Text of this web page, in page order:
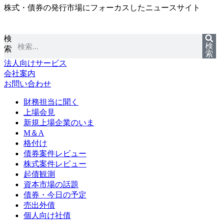
コ
ン
ツ
に
ス
キ
ッ
株式・債券の発行市場にフォーカスしたニュースサイト
検
索
検
索
法人向けサービス
会社案内
お問い合わせ
財務担当に聞く
上場会見
新規上場企業のいま
M＆A
格付け
債券案件レビュー
株式案件レビュー
起債観測
資本市場の話題
債券・今日の予定
売出外債
個人向け社債